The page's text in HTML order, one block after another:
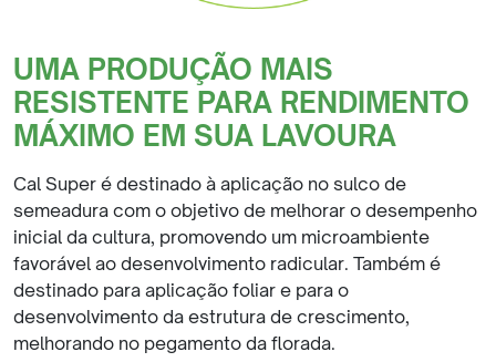
UMA PRODUÇÃO MAIS
RESISTENTE PARA RENDIMENTO
MÁXIMO EM SUA LAVOURA
Cal Super é destinado à aplicação no sulco de
semeadura com o objetivo de melhorar o desempenho
inicial da cultura, promovendo um microambiente
favorável ao desenvolvimento radicular. Também é
destinado para aplicação foliar e para o
desenvolvimento da estrutura de crescimento,
melhorando no pegamento da florada.